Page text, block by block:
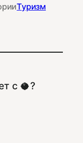
Туризм
с 🥥?